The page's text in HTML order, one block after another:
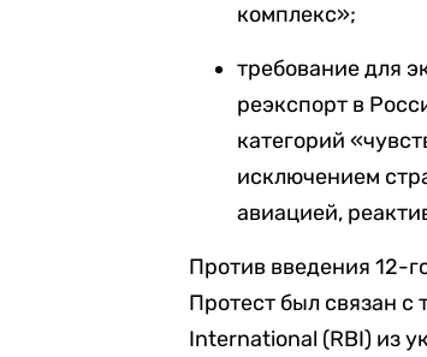
комплекс»;
требование для
реэкспорт в
категорий
исключением
авиацией,
Против введения 12-
Протест был связан с
International (RBI) из